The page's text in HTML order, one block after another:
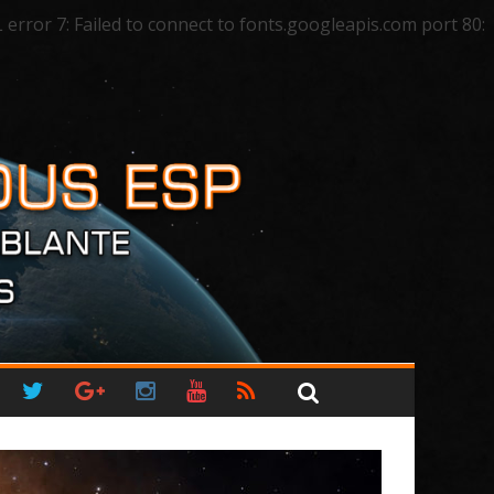
7: Failed to connect to fonts.googleapis.com port 80: